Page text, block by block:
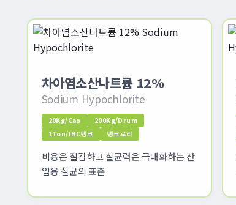
차아염소산나트륨 12%
Sodium Hypochlorite
20Kg/Can
200Kg/Drum
1Ton/IBC탱크
탱크로리
비용은 절감하고 살균력은 극대화하는 산
업용 살균의 표준